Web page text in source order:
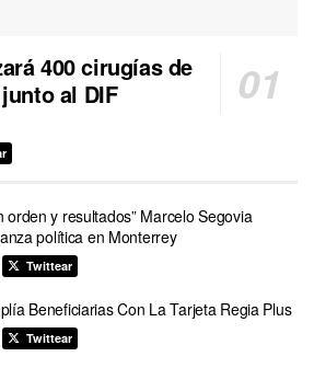
400 cirugías de
al DIF
orden y resultados” Marcelo Segovia
política en Monterrey
Twittear
Beneficiarias Con La Tarjeta Regia Plus
Twittear